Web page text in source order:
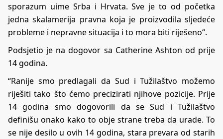
sporazum uime Srba i Hrvata. Sve je to od početka
jedna skalamerija pravna koja je proizvodila sljedeće
probleme i nepravne situacija i to mora biti riješeno“.
Podsjetio je na dogovor sa Catherine Ashton od prije
14 godina.
“Ranije smo predlagali da Sud i Tužilaštvo možemo
riješiti tako što ćemo precizirati njihove pozicije. Prije
14 godina smo dogovorili da se Sud i Tužilaštvo
definišu onako kako to obje strane treba da urade. To
se nije desilo u ovih 14 godina, stara prevara od starih